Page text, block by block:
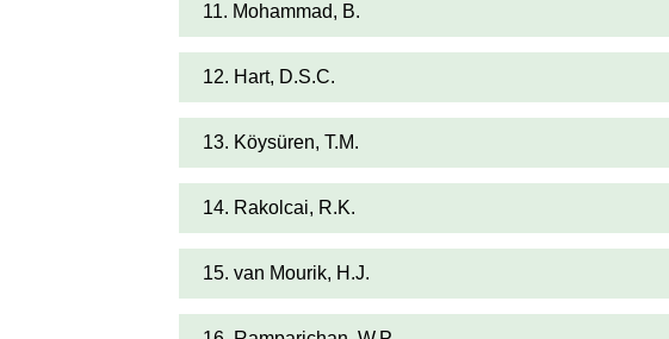
11. Mohammad, B.
12. Hart, D.S.C.
13. Köysüren, T.M.
14. Rakolcai, R.K.
15. van Mourik, H.J.